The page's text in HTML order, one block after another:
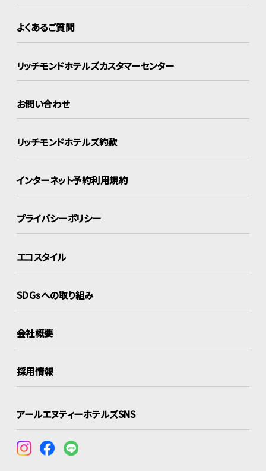
よくあるご質問
リッチモンドホテルズカスタマーセンター
お問い合わせ
リッチモンドホテルズ約款
インターネット予約利用規約
プライバシーポリシー
エコスタイル
SDGsへの取り組み
会社概要
採用情報
アールエヌティーホテルズSNS